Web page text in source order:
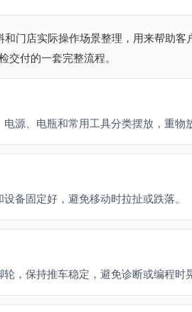
门店实际操作场景整理，用来帮助
交付的一套完整流程。
源、电瓶和常用工具分类摆放，重物
备固定好，避免移动时拉扯或跌落。
，保持推车稳定，避免诊断或编程时